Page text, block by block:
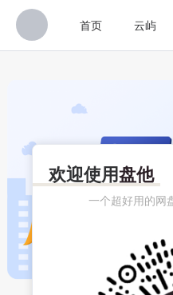
首页 云屿
欢迎使用盘他
一个超好用的网